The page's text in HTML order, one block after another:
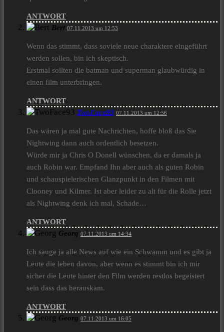
ANTWORT
Bert 07.11.2013 um 12:53
Wenn das stimmt, dass soviele neue charaktere eingeführt
werden sollen, bin ich skeptisch.
Erstmal sollten die batman und superman glaubwürdig in
einen film unterbringen.
ANTWORT
TwoFace93 07.11.2013 um 12:56
Das wären ja mal gute Nachrichten, hoffe bloß das Sie
Nightwing dann auch ordentlich besetzen.
Würde mir ja Chris O Donell wünschen, da er damals ja
auch Robin war. Empfand Ihn aber auch als guten Robin
und schauspielerischen Glanzpunkt in den Filmen mit
Clooney und Kilmer. Ist aber leider zu alt für die Rolle jetzt
als Nightwing denk ich mal, Schade…
ANTWORT
Georg 07.11.2013 um 14:34
Ich sauge ja alle News auf wie ein Schwamm und es gibt ja
Leute die leben davon, aber wenn es stimmt bin ich mir
sicher die Leute hinter den Film werden restlos begeistert
sein dass das herauskam.
ANTWORT
Georg 07.11.2013 um 16:05